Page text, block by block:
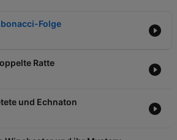
Folge
Ratte
und Echnaton